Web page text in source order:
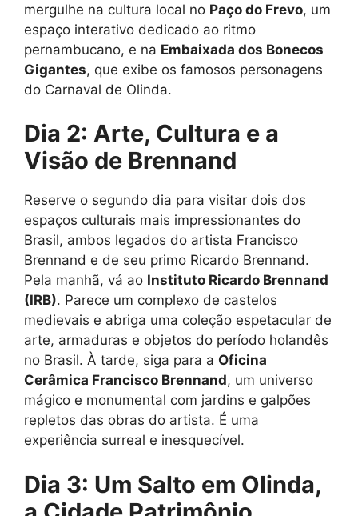
mergulhe na cultura local no Paço do Frevo, um
espaço interativo dedicado ao ritmo
pernambucano, e na Embaixada dos Bonecos
Gigantes, que exibe os famosos personagens
do Carnaval de Olinda.
Dia 2: Arte, Cultura e a
Visão de Brennand
Reserve o segundo dia para visitar dois dos
espaços culturais mais impressionantes do
Brasil, ambos legados do artista Francisco
Brennand e de seu primo Ricardo Brennand.
Pela manhã, vá ao Instituto Ricardo Brennand
(IRB). Parece um complexo de castelos
medievais e abriga uma coleção espetacular de
arte, armaduras e objetos do período holandês
no Brasil. À tarde, siga para a Oficina
Cerâmica Francisco Brennand, um universo
mágico e monumental com jardins e galpões
repletos das obras do artista. É uma
experiência surreal e inesquecível.
Dia 3: Um Salto em Olinda,